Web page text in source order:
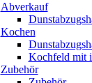
Abverkauf
Kochen
Kochfeld mit
Zubehör